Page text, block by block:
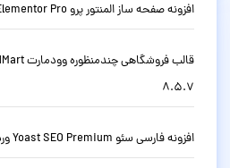
افزونه صفحه ساز المنتور پرو Elementor Pro وردپرس نسخه 4.2.1
8.5.7
افزونه فارسی سئو Yoast SEO Premium وردپرس نسخه حرفه ای 28.2